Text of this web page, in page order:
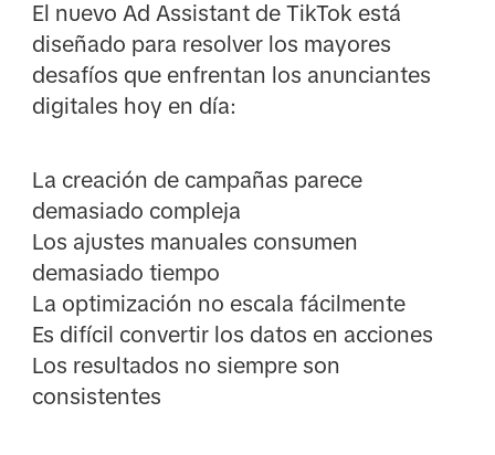
El nuevo Ad Assistant de TikTok está
diseñado para resolver los mayores
desafíos que enfrentan los anunciantes
digitales hoy en día:
La creación de campañas parece
demasiado compleja
Los ajustes manuales consumen
demasiado tiempo
La optimización no escala fácilmente
Es difícil convertir los datos en acciones
Los resultados no siempre son
consistentes